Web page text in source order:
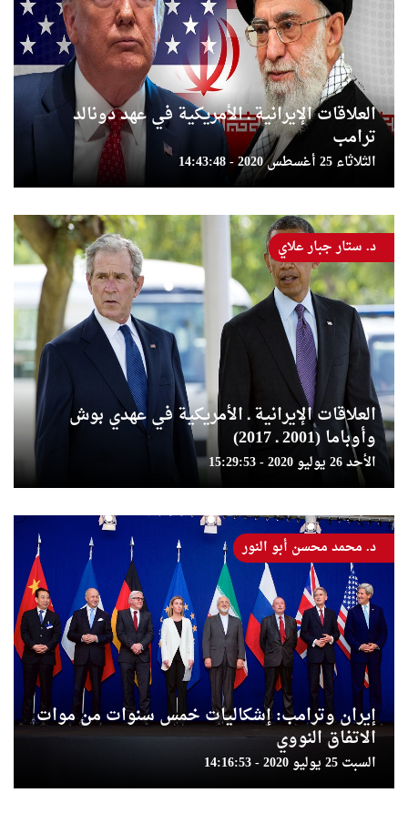
العلاقات الإيرانية ـ الأمريكية في عهد دونالد
ترامب
الثلاثاء 25 أغسطس 2020 - 14:43:48
العلاقات الإيرانية ـ الأمريكية في عهدي بوش
وأوباما (2001 ـ 2017)
الأحد 26 يوليو 2020 - 15:29:53
د. ستار جبار علاي
إيران وترامب: إشكاليات خمس سنوات من موات
الاتفاق النووي
السبت 25 يوليو 2020 - 14:16:53
د. محمد محسن أبو النور